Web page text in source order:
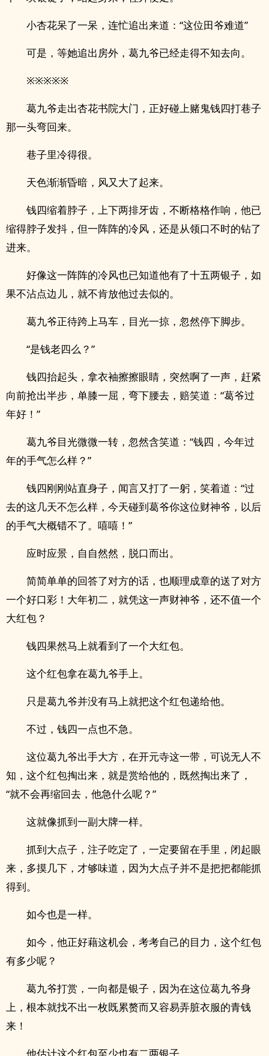
小杏花呆了一呆，连忙追出来道：“这位田爷难道”
可是，等她追出房外，葛九爷已经走得不知去向。
※※※※※
葛九爷走出杏花书院大门，正好碰上赌鬼钱四打巷子
那一头弯回来。
巷子里冷得很。
天色渐渐昏暗，风又大了起来。
钱四缩着脖子，上下两排牙齿，不断格格作响，他已
缩得脖子发抖，但一阵阵的冷风，还是从领口不时的钻了
进来。
好像这一阵阵的冷风也已知道他有了十五两银子，如
果不沾点边儿，就不肯放他过去似的。
葛九爷正待跨上马车，目光一掠，忽然停下脚步。
“是钱老四么？”
钱四抬起头，拿衣袖擦擦眼睛，突然啊了一声，赶紧
向前抢出半步，单膝一屈，弯下腰去，赔笑道：“葛爷过
年好！”
葛九爷目光微微一转，忽然含笑道：“钱四，今年过
年的手气怎么样？”
钱四刚刚站直身子，闻言又打了一躬，笑着道：“过
去的这几天不怎么样，今天碰到葛爷你这位财神爷，以后
的手气大概错不了。嘻嘻！”
应时应景，自自然然，脱口而出。
简简单单的回答了对方的话，也顺理成章的送了对方
一个好口彩！大年初二，就凭这一声财神爷，还不值一个
大红包？
钱四果然马上就看到了一个大红包。
这个红包拿在葛九爷手上。
只是葛九爷并没有马上就把这个红包递给他。
不过，钱四一点也不急。
这位葛九爷出手大方，在开元寺这一带，可说无人不
知，这个红包掏出来，就是赏给他的，既然掏出来了，
“就不会再缩回去，他急什么呢？”
这就像抓到一副大牌一样。
抓到大点子，注子吃定了，一定要留在手里，闭起眼
来，多摸几下，才够味道，因为大点子并不是把把都能抓
得到。
如今也是一样。
如今，他正好藉这机会，考考自己的目力，这个红包
有多少呢？
葛九爷打赏，一向都是银子，因为在这位葛九爷身
上，根本就找不出一枚既累赘而又容易弄脏衣服的青钱
来！